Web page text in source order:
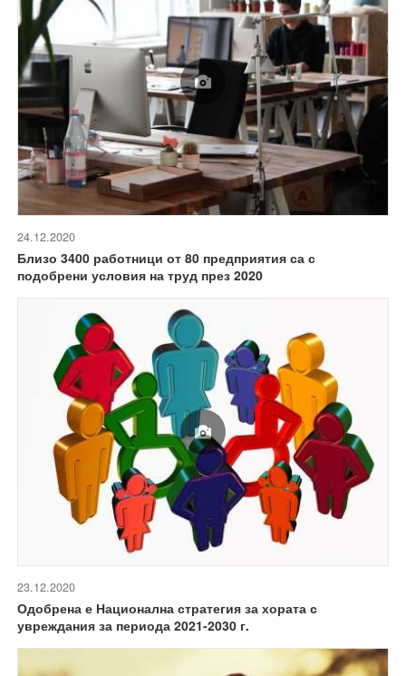
24.12.2020
Близо 3400 работници от 80 предприятия са с
подобрени условия на труд през 2020
23.12.2020
Одобрена е Национална стратегия за хората с
увреждания за периода 2021-2030 г.